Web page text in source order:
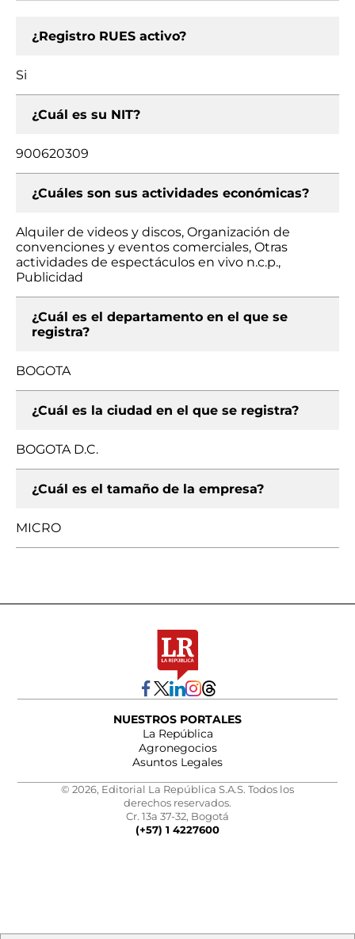
¿Registro RUES activo?
Si
¿Cuál es su NIT?
900620309
¿Cuáles son sus actividades económicas?
Alquiler de videos y discos, Organización de
convenciones y eventos comerciales, Otras
actividades de espectáculos en vivo n.c.p.,
Publicidad
¿Cuál es el departamento en el que se
registra?
BOGOTA
¿Cuál es la ciudad en el que se registra?
BOGOTA D.C.
¿Cuál es el tamaño de la empresa?
MICRO
NUESTROS PORTALES
La República
Agronegocios
Asuntos Legales
© 2026, Editorial La República S.A.S. Todos los
derechos reservados.
Cr. 13a 37-32, Bogotá
(+57) 1 4227600